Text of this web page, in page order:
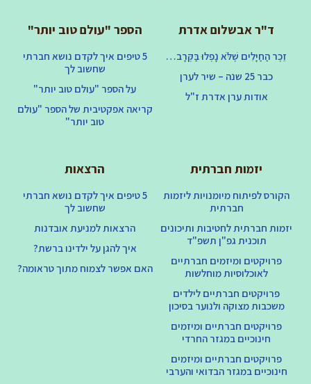
ד"ר אבשלום אדרת
זֵכֶר הַחַיָּלִים שֶׁלֹּא נָפְלוּ בַּקְּרָב…
כבר 25 שנה – שיר לערן
אודות ערן אדרת ז"ל
הספר "עולם טוב יותר"
5 טיפים איך לקדם נושא חברתי
שחשוב לך
על הספר "עולם טוב יותר"
קריאה אפקטיבית של הספר "עולם
טוב יותר"
יזמות חברתית
הקורס לפיתוח מיומנויות ליזמות
חברתית
יזמות חברתית לחטיבות ותיכונים
תוכנית גפ"ן תשפ"ד
פרויקטים ומיזמים חברתיים
לאוכלוסיות מוחלשות
פרויקטים חברתיים לילדים
משכבות מצוקה ולנוער בסיכון
פרויקטים חברתיים ומיזמים
חינוכיים במגזר החרדי
פרויקטים חברתיים ומיזמים
חינוכיים במגזר הבדואי והערבי
הרצאות
5 טיפים איך לקדם נושא חברתי
שחשוב לך
הרצאות למניעת אובדנות
איך להגן על ילדינו ברשת?
האם אפשר לצמוח מתוך טראומה?